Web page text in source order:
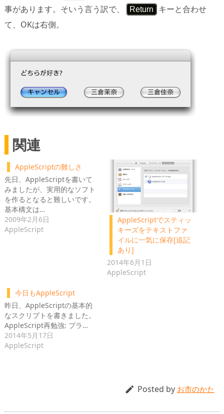
事があります。そいう言う訳で、
Return
キーと合わせ
て、OKは右側。
関連
AppleScriptの難しさ
先日、AppleScriptを書いて
みましたが、実用的なソフト
を作るとなると難しいです。
基本構文は…
2009年2月6日
AppleScript
AppleScriptでスティッ
キーズをテキストファ
イルに一気に保存[追記
あり]
2014年6月1日
AppleScript
今日もAppleScript
昨日、AppleScriptの基本的
なスクリプトを書きました。
AppleScript再勉強: プラ…
2014年5月17日
AppleScript
 Posted by お市のかた